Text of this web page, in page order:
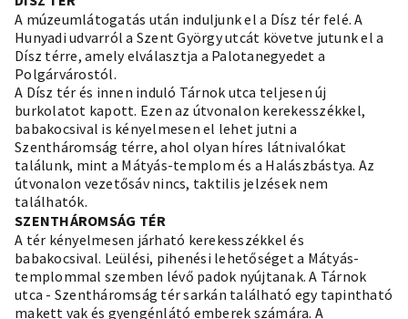
A múzeumlátogatás után induljunk el a Dísz tér felé. A
Hunyadi udvarról a Szent György utcát követve jutunk el a
Dísz térre, amely elválasztja a Palotanegyedet a
Polgárvárostól.
A Dísz tér és innen induló Tárnok utca teljesen új
burkolatot kapott. Ezen az útvonalon kerekesszékkel,
babakocsival is kényelmesen el lehet jutni a
Szentháromság térre, ahol olyan híres látnivalókat
találunk, mint a Mátyás-templom és a Halászbástya. Az
útvonalon vezetősáv nincs, taktilis jelzések nem
találhatók.
SZENTHÁROMSÁG TÉR
A tér kényelmesen járható kerekesszékkel és
babakocsival. Leülési, pihenési lehetőséget a Mátyás-
templommal szemben lévő padok nyújtanak. A Tárnok
utca - Szentháromság tér sarkán található egy tapintható
makett vak és gyengénlátó emberek számára. A